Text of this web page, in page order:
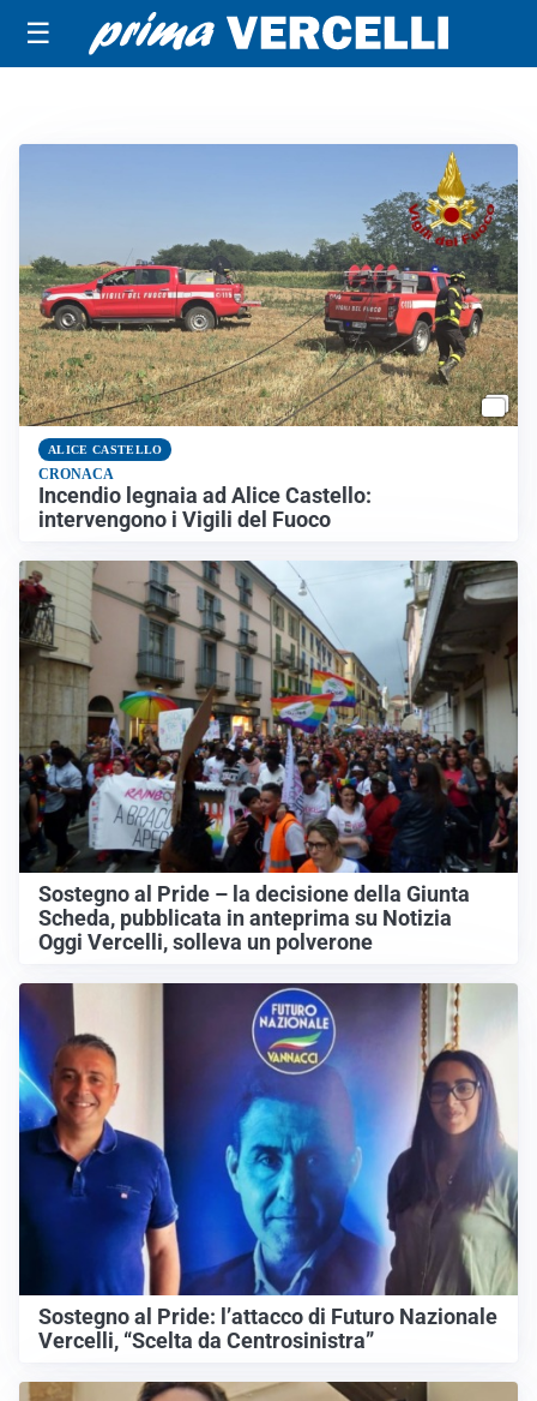
☰
ALICE CASTELLO
CRONACA
Incendio legnaia ad Alice Castello:
intervengono i Vigili del Fuoco
Sostegno al Pride – la decisione della Giunta
Scheda, pubblicata in anteprima su Notizia
Oggi Vercelli, solleva un polverone
Sostegno al Pride: l’attacco di Futuro Nazionale
Vercelli, “Scelta da Centrosinistra”